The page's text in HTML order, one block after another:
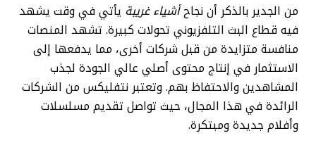
من الجدير بالذكر أن نجاحأشياء غريبة يأتي في وقت يشهد
فيه قطاع البث التلفزيوني تحولات كبيرة. تشهد المنصات
منافسة متزايدة من قبل شركات أخرى، مما يدفعها إلى
الاستثمار في إنتاج محتوى أصلي عالي الجودة لجذب
المشاهدين والاحتفاظ بهم. وتعتبر نتفليكس من الشركات
الرائدة في هذا المجال، حيث تواصل تقديم مسلسلات
وأفلام جديدة ومبتكرة.